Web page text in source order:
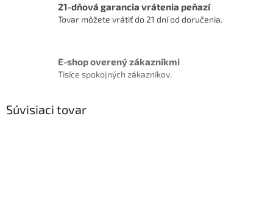
21-dňová garancia vrátenia peňazí
Tovar môžete vrátiť do 21 dní od doručenia.
E-shop overený zákazníkmi
Tisíce spokojných zákazníkov.
Súvisiaci tovar